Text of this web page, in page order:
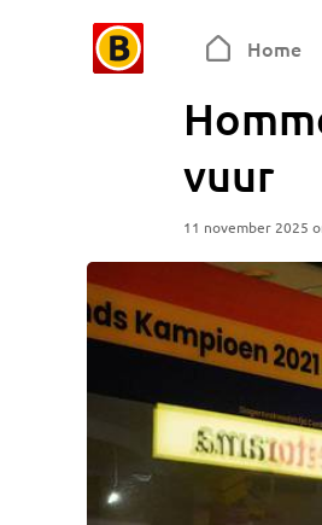
Home
vuur
11 november 2025